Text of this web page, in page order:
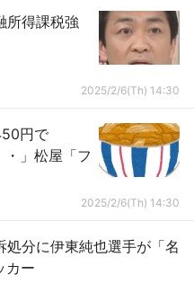
得課税強
2025/2/6(Th) 14:30
円で
」松屋「フ
2025/2/6(Th) 14:30
分に伊東純也選手が「名
カー